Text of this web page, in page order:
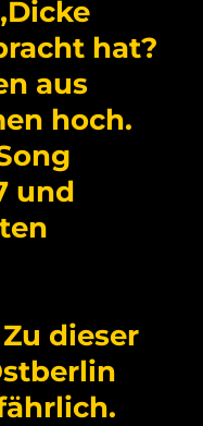
hat?
aus
hoch.
und
dieser